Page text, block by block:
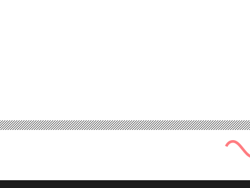
201
ürünlerine